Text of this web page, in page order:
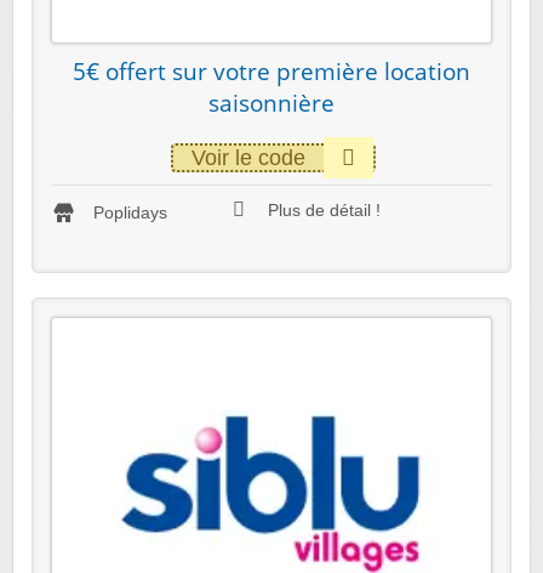
5€ offert sur votre première location
saisonnière
Voir le code
Poplidays Plus de détail !